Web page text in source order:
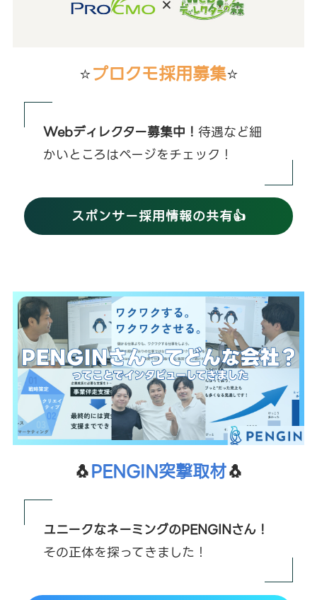
⭐プロクモ採用募集⭐
Webディレクター募集中！ 待遇など細
かいところはページをチェック！
スポンサー採用情報の共有👍
🐧PENGIN突撃取材🐧
ユニークなネーミングのPENGINさん！
その正体を探ってきました！